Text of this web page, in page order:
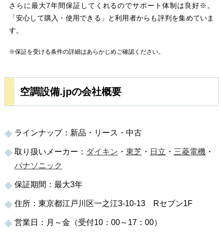
さらに最大7年間保証してくれるのでサポート体制は良好※。
「安心して購入・使用できる」と利用者からも評判を集めていま
す。
※保証を受ける条件の詳細はあらかじめご確認ください。
空調設備.jpの会社概要
ラインナップ：新品・リース・中古
取り扱いメーカー： ダイキン ・ 東芝・ 日立 ・ 三菱電機・
パナソニック
保証期間：最大3年
住所：東京都江戸川区一之江3-10-13 Rセブン1F
営業日：月～金（受付10：00～17：00）